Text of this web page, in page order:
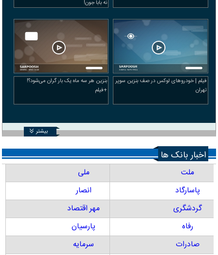
نه بابا جون!
فیلم | خودرو‌های لوکس در صف بنزین سوپر
تهران
بنزین هر سه ماه یک بار گران می‌شود؟!
+فیلم
بیشتر
اخبار بانک ها
ملت
ملی
پاسارگاد
انصار
گردشگری
مهر اقتصاد
رفاه
پارسیان
صادرات
سرمایه